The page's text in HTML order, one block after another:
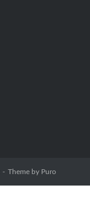
Theme by Puro